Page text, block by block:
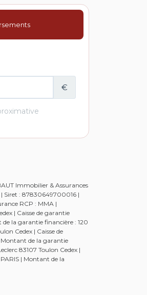
Immobilier & Assurances
| Siret : 87830649700016 |
RCP : MMA |
| Caisse de garantie
de la garantie financière : 120
Cedex | Caisse de
Montant de la garantie
83107 Toulon Cedex |
| Montant de la